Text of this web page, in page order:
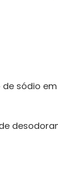
sódio